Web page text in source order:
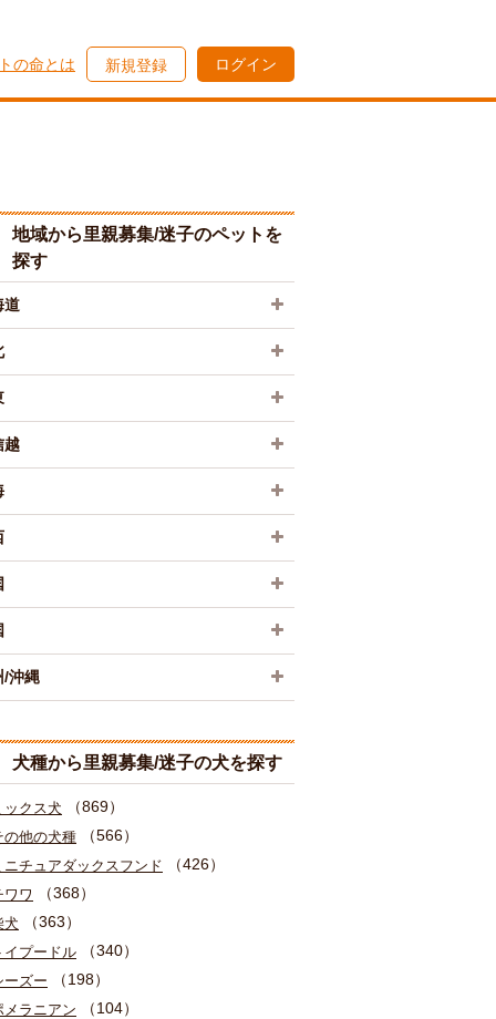
の命とは 新規登録 ログイン
地域から里親募集/迷子のペットを
探す
道
越
/沖縄
犬種から里親募集/迷子の犬を探す
ックス犬 （869）
の他の犬種 （566）
ニチュアダックスフンド （426）
ワワ （368）
犬 （363）
イプードル （340）
ーズー （198）
メラニアン （104）